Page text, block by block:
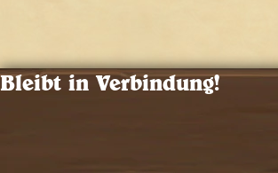
Bleibt in Verbindung!